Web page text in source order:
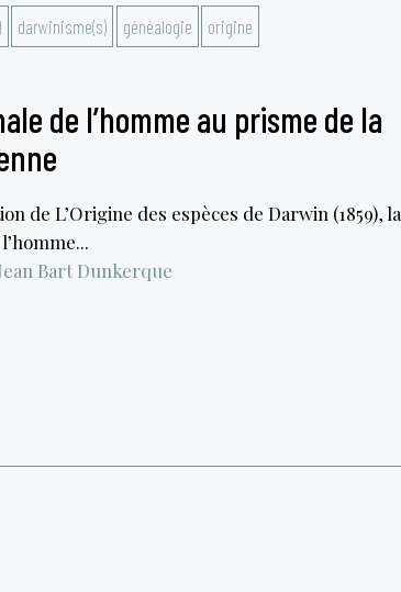
darwinisme(s) généalogie origine
de l’homme au prisme de la
de L’Origine des espèces de Darwin (1859), la
Bart Dunkerque